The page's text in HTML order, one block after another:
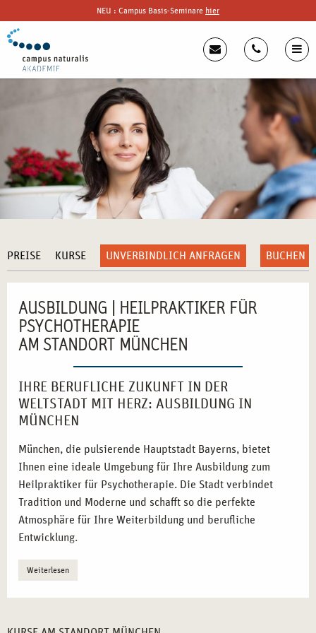
NEU : Campus Basis-Seminare hier
PREISE KURSE UNVERBINDLICH ANFRAGEN BUCHEN
AUSBILDUNG | HEILPRAKTIKER FÜR
PSYCHOTHERAPIE
AM STANDORT MÜNCHEN
IHRE BERUFLICHE ZUKUNFT IN DER
WELTSTADT MIT HERZ: AUSBILDUNG IN
MÜNCHEN
München, die pulsierende Hauptstadt Bayerns, bietet
Ihnen eine ideale Umgebung für Ihre Ausbildung zum
Heilpraktiker für Psychotherapie. Die Stadt verbindet
Tradition und Moderne und schafft so die perfekte
Atmosphäre für Ihre Weiterbildung und berufliche
Entwicklung.
Vielfältige Netzwerke:
Verbindungen zu sozialen Einrichtungen und
Weiterlesen